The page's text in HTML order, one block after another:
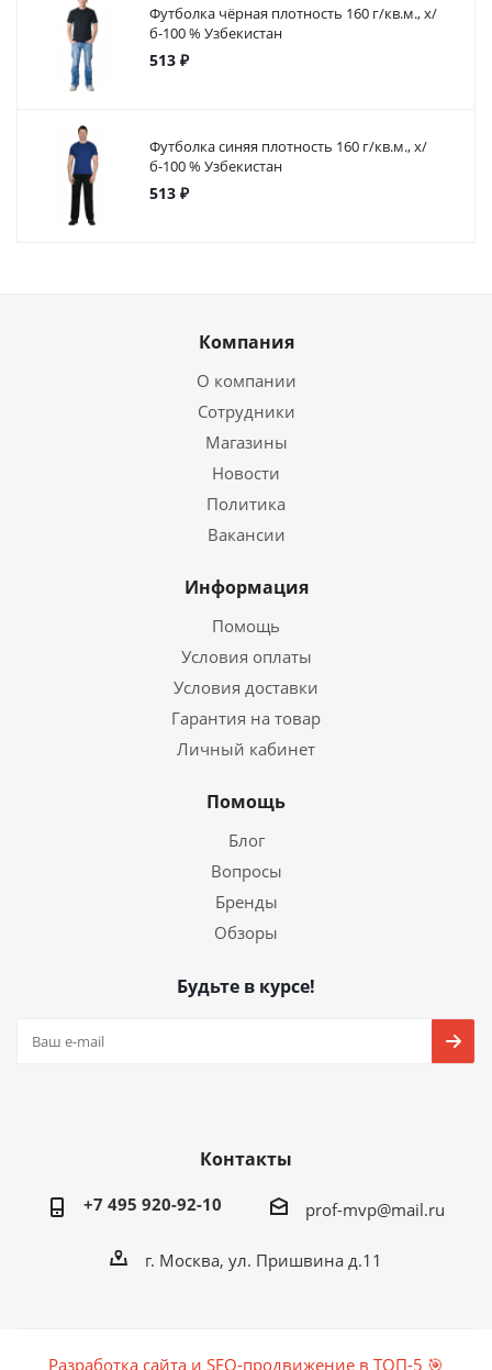
Футболка чёрная плотность 160 г/кв.м., х/
б-100 % Узбекистан
513 ₽
Футболка синяя плотность 160 г/кв.м., х/
б-100 % Узбекистан
513 ₽
Компания
О компании
Сотрудники
Магазины
Новости
Политика
Вакансии
Информация
Помощь
Условия оплаты
Условия доставки
Гарантия на товар
Личный кабинет
Помощь
Блог
Вопросы
Бренды
Обзоры
Будьте в курсе!
Контакты
+7 495 920-92-10 prof-mvp@mail.ru
г. Москва, ул. Пришвина д.11
Разработка сайта и SEO-продвижение в ТОП-5 🎯